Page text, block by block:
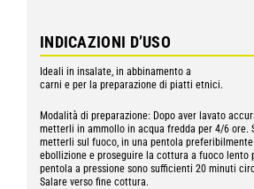
INDICAZIONI D’USO
Ideali in insalate, in abbinamento a
carni e per la preparazione di piatti etnici.
Modalità di preparazione: Dopo aver lavato
metterli in ammollo in acqua fredda per 4/6 ore.
metterli sul fuoco, in una pentola
ebollizione e proseguire la cottura a fuoco lento
pentola a pressione sono sufficienti 20 minuti
Salare verso fine cottura.